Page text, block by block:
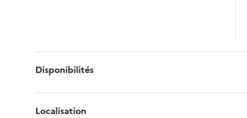
Disponibilités
Localisation